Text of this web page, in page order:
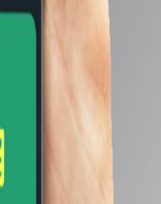
Oppo Reno